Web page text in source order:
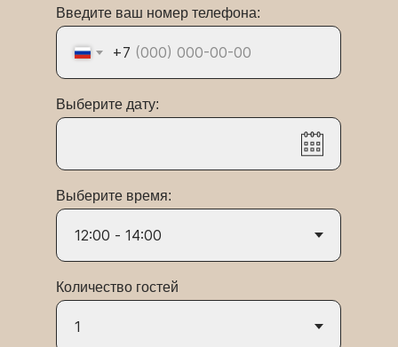
Введите ваш номер телефона:
+7
Выберите дату:
Выберите время:
Количество гостей